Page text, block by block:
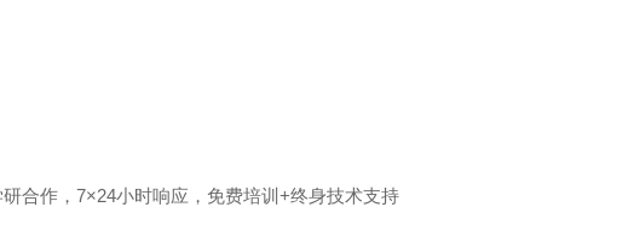
合作，7×24小时响应，免费培训+终身技术支持